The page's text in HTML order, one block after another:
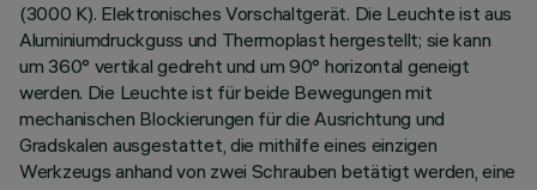
(3000 K). Elektronisches Vorschaltgerät. Die Leuchte ist aus
Aluminiumdruckguss und Thermoplast hergestellt; sie kann
um 360° vertikal gedreht und um 90° horizontal geneigt
werden. Die Leuchte ist für beide Bewegungen mit
mechanischen Blockierungen für die Ausrichtung und
Gradskalen ausgestattet, die mithilfe eines einzigen
Werkzeugs anhand von zwei Schrauben betätigt werden, eine